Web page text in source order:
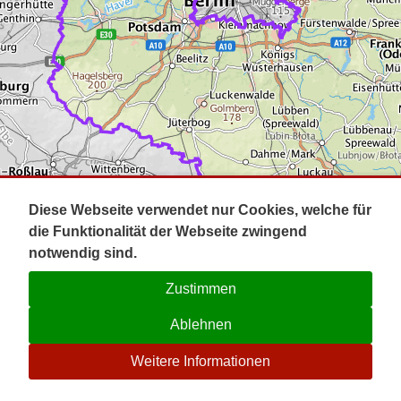
Impressum
Kontakt
☉
Diese Webseite verwendet nur Cookies, welche für
die Funktionalität der Webseite zwingend
notwendig sind.
Zustimmen
Ablehnen
Weitere Informationen